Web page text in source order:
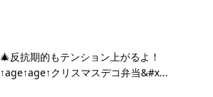
🎄反抗期的もテンション上がるよ！
↑age↑age↑クリスマスデコ弁当&#x...